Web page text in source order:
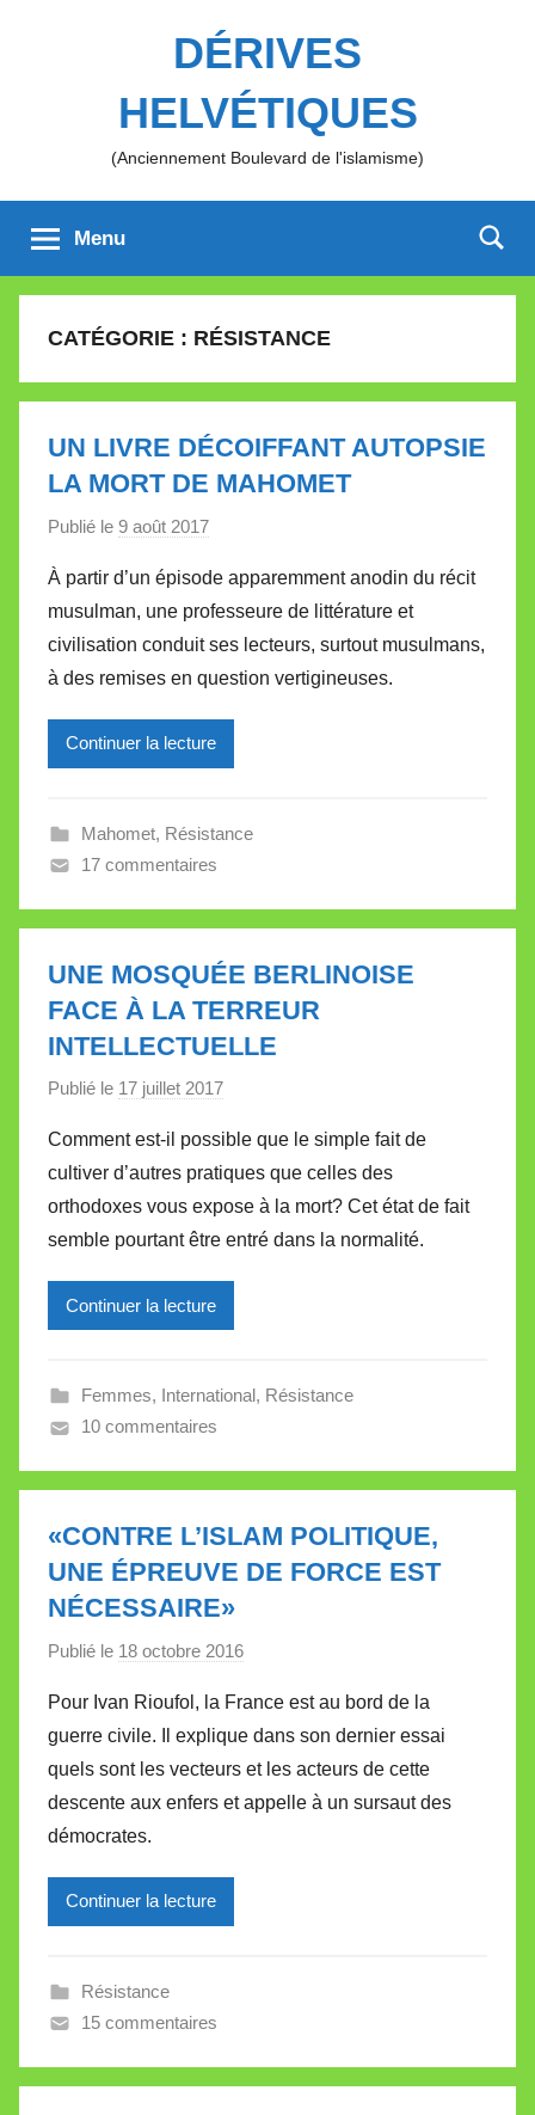
DÉRIVES
HELVÉTIQUES
(Anciennement Boulevard de l'islamisme)
Menu
CATÉGORIE : RÉSISTANCE
UN LIVRE DÉCOIFFANT AUTOPSIE
LA MORT DE MAHOMET
Publié le 9 août 2017
r
M
i
r
i
l
e
V
l
l
t
t
e
À partir d’un épisode apparemment anodin du récit
musulman, une professeure de littérature et
civilisation conduit ses lecteurs, surtout musulmans,
à des remises en question vertigineuses.
Continuer la lecture
Mahomet, Résistance
17 commentaires
UNE MOSQUÉE BERLINOISE
FACE À LA TERREUR
INTELLECTUELLE
Publié le 17 juillet 2017
r
M
i
r
l
e
l
t
t
e
Comment est-il possible que le simple fait de
cultiver d’autres pratiques que celles des
orthodoxes vous expose à la mort? Cet état de fait
semble pourtant être entré dans la normalité.
Continuer la lecture
Femmes, International, Résistance
10 commentaires
«CONTRE L’ISLAM POLITIQUE,
UNE ÉPREUVE DE FORCE EST
NÉCESSAIRE»
Publié le 18 octobre 2016
r
M
i
r
l
Pour Ivan Rioufol, la France est au bord de la
guerre civile. Il explique dans son dernier essai
quels sont les vecteurs et les acteurs de cette
descente aux enfers et appelle à un sursaut des
démocrates.
Continuer la lecture
Résistance
15 commentaires